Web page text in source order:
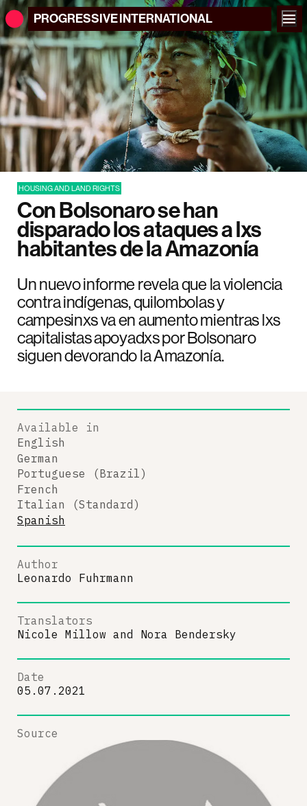
PROGRESSIVEINTERNATIONAL
HOUSING AND LAND RIGHTS
Con Bolsonaro se han
disparado los ataques a lxs
habitantes de la Amazonía
Un nuevo informe revela que la violencia
contra indígenas, quilombolas y
campesinxs va en aumento mientras lxs
capitalistas apoyadxs por Bolsonaro
siguen devorando la Amazonía.
Available in
English
German
Portuguese (Brazil)
French
Italian (Standard)
Spanish
Author
Leonardo Fuhrmann
Translators
Nicole Millow and Nora Bendersky
Date
05.07.2021
Source